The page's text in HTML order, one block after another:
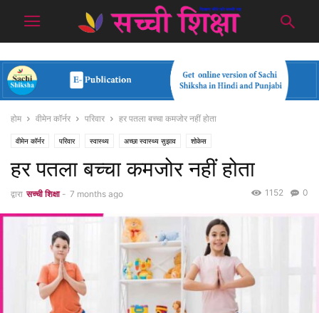
होम वीमेन कॉर्नर परिवार हर पतला बच्चा कमजोर नहीं होता
वीमेन कॉर्नर परिवार स्वास्थ्य अच्छा स्वास्थ्य सुझाव शोकेस
हर पतला बच्चा कमजोर नहीं होता
द्वारा सच्ची शिक्षा - 7 months ago 0
1152